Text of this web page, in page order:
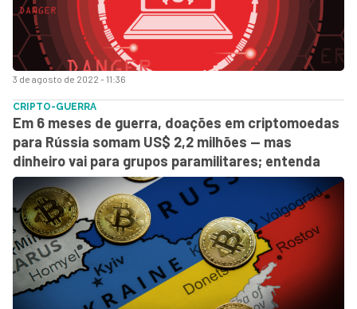
3 de agosto de 2022 - 11:36
CRIPTO-GUERRA
Em 6 meses de guerra, doações em criptomoedas
para Rússia somam US$ 2,2 milhões — mas
dinheiro vai para grupos paramilitares; entenda